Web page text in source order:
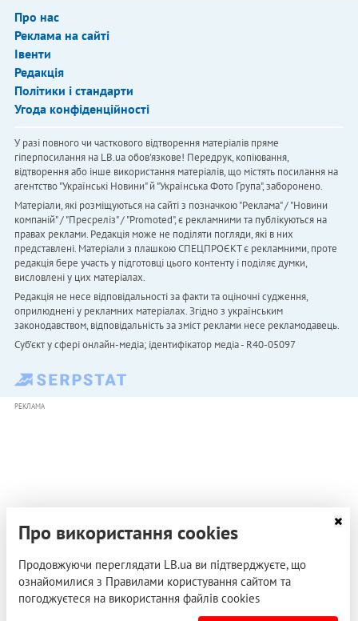
Про нас
Реклама на сайті
Івенти
Редакція
Політики і стандарти
Угода конфіденційності
У разі повного чи часткового відтворення матеріалів пряме
гіперпосилання на LB.ua обов'язкове! Передрук, копіювання,
відтворення або інше використання матеріалів, що містять посилання на
агентство "Українськi Новини" й "Українська Фото Група", заборонено.
Матеріали, які розміщуються на сайті з позначкою "Реклама" / "Новини
компаній" / "Пресреліз" / "Promoted", є рекламними та публікуються на
правах реклами. Редакція може не поділяти погляди, які в них
представлені. Матеріали з плашкою СПЕЦПРОЄКТ є рекламними, проте
редакція бере участь у підготовці цього контенту і поділяє думки,
висловлені у цих матеріалах.
Редакція не несе відповідальності за факти та оціночні судження,
оприлюднені у рекламних матеріалах. Згідно з українським
законодавством, відповідальність за зміст реклами несе рекламодавець.
Cуб'єкт у сфері онлайн-медіа; ідентифікатор медіа - R40-05097
РЕКЛАМА
Про використання cookies
Продовжуючи переглядати LB.ua ви підтверджуєте, що
ознайомилися з Правилами користування сайтом та
погоджуєтеся на використання файлів cookies